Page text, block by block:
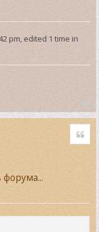
pm, edited 1 time in
T
o
p